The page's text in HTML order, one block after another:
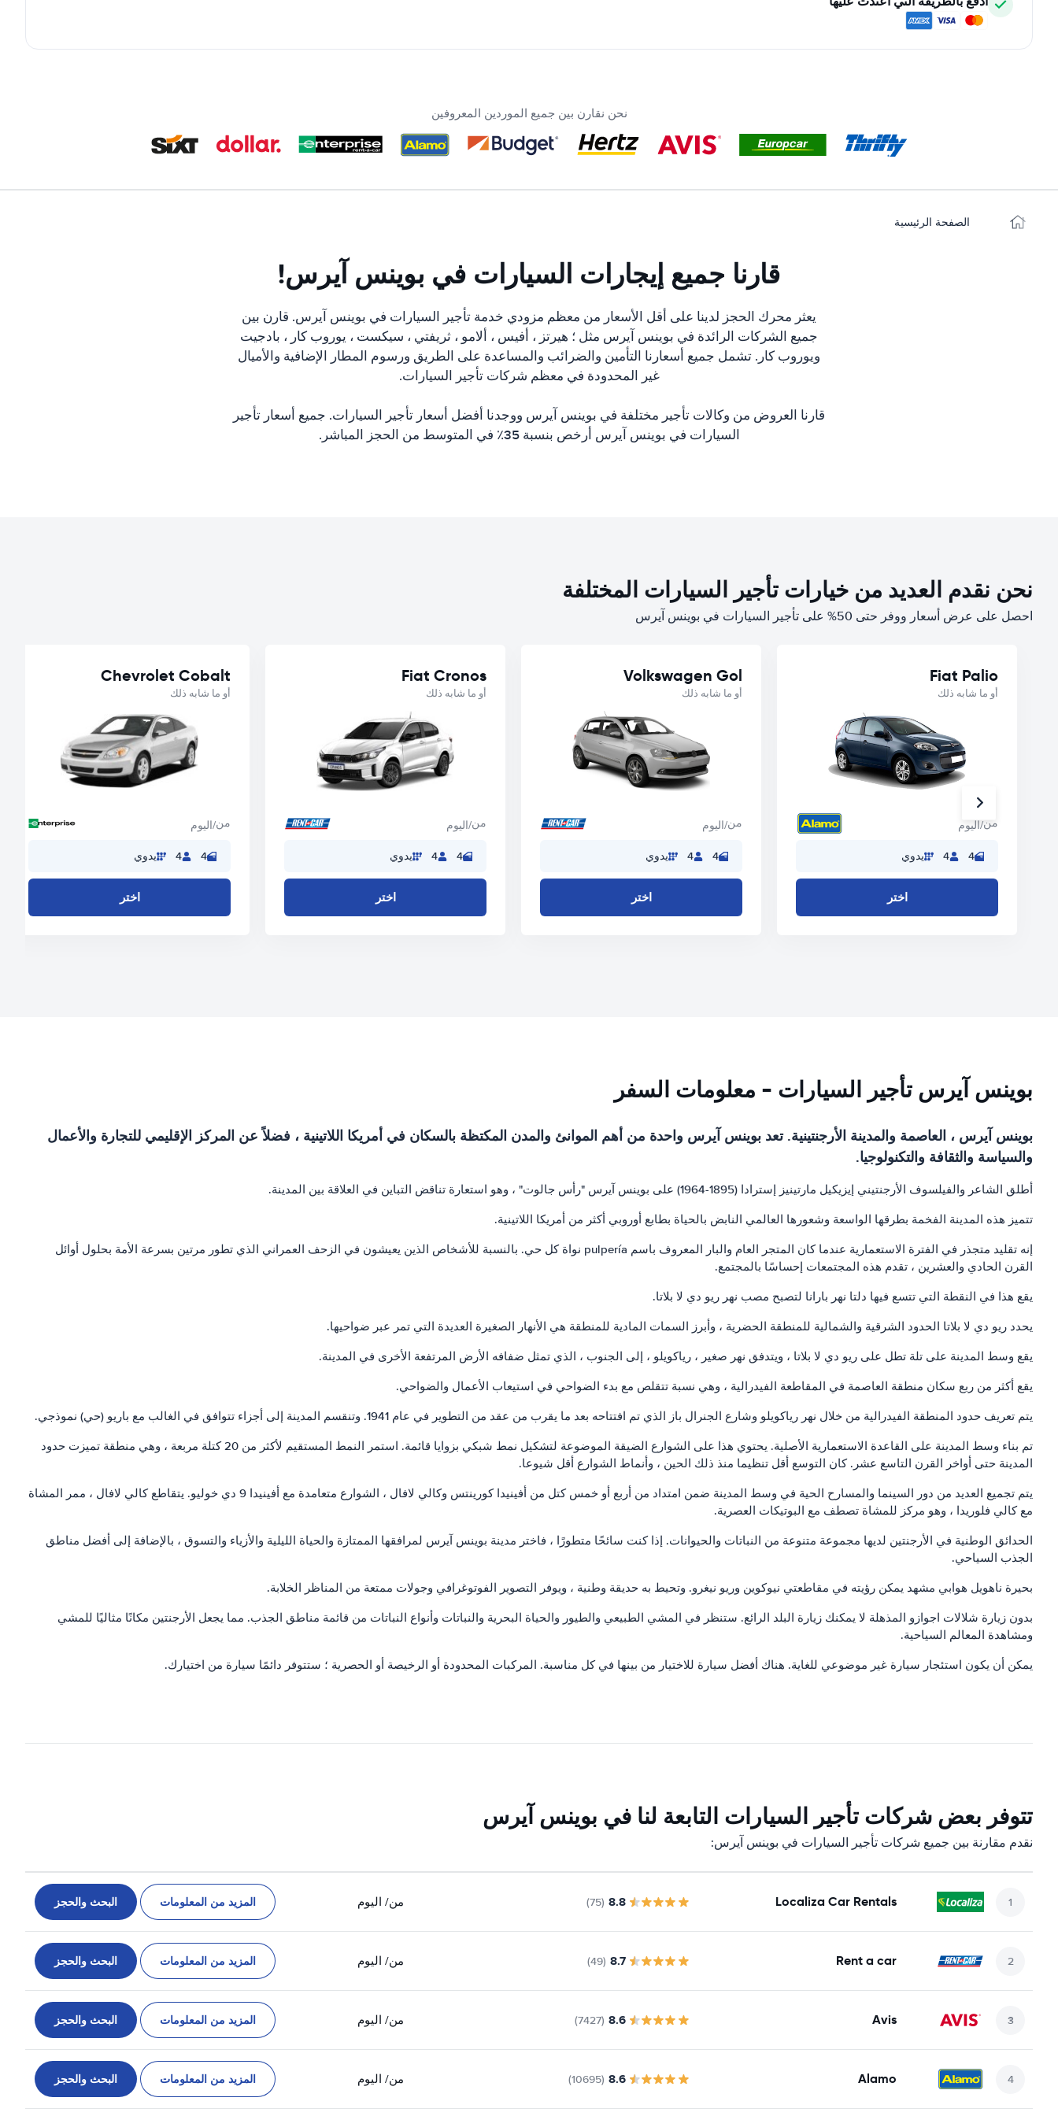
نحن نقارن بين جميع الموردين المعروفين
الصفحة الرئيسية
قارنا جميع إيجارات السيارات في بوينس آيرس!
يعثر محرك الحجز لدينا على أقل الأسعار من معظم مزودي خدمة تأجير السيارات في بوينس آيرس. قارن بين
جميع الشركات الرائدة في بوينس آيرس مثل ؛ هيرتز ، أفيس ، ألامو ، ثريفتي ، سيكست ، يوروب كار ، بادجيت
ويوروب كار. تشمل جميع أسعارنا التأمين والضرائب والمساعدة على الطريق ورسوم المطار الإضافية والأميال
غير المحدودة في معظم شركات تأجير السيارات.
قارنا العروض من وكالات تأجير مختلفة في بوينس آيرس ووجدنا أفضل أسعار تأجير السيارات. جميع أسعار تأجير
السيارات في بوينس آيرس أرخص بنسبة 35٪ في المتوسط من الحجز المباشر.
نحن نقدم العديد من خيارات تأجير السيارات المختلفة
احصل على عرض أسعار ووفر حتى 50% على تأجير السيارات في بوينس آيرس
Fiat Palio
أو ما شابه ذلك
من/اليوم
4
4 يدوي
اختر
Volkswagen Gol
أو ما شابه ذلك
من/اليوم
4
4 يدوي
اختر
Fiat Cronos
أو ما شابه ذلك
من/اليوم
4
4 يدوي
اختر
Chevrolet Cobalt
أو ما شابه ذلك
من/اليوم
4
4 يدوي
اختر
بوينس آيرس تأجير السيارات - معلومات السفر
بوينس آيرس ، العاصمة والمدينة الأرجنتينية. تعد بوينس آيرس واحدة من أهم الموانئ والمدن المكتظة بالسكان في أمريكا اللاتينية ، فضلاً عن المركز الإقليمي للتجارة والأعمال
والسياسة والثقافة والتكنولوجيا.
أطلق الشاعر والفيلسوف الأرجنتيني إيزيكيل مارتينيز إسترادا (1895-1964) على بوينس آيرس "رأس جالوت" ، وهو استعارة تناقض التباين في العلاقة بين المدينة.
تتميز هذه المدينة الفخمة بطرقها الواسعة وشعورها العالمي النابض بالحياة بطابع أوروبي أكثر من أمريكا اللاتينية.
إنه تقليد متجذر في الفترة الاستعمارية عندما كان المتجر العام والبار المعروف باسم pulpería نواة كل حي. بالنسبة للأشخاص الذين يعيشون في الزحف العمراني الذي تطور مرتين بسرعة الأمة بحلول أوائل
القرن الحادي والعشرين ، تقدم هذه المجتمعات إحساسًا بالمجتمع.
يقع هذا في النقطة التي تتسع فيها دلتا نهر بارانا لتصبح مصب نهر ريو دي لا بلاتا.
يحدد ريو دي لا بلاتا الحدود الشرقية والشمالية للمنطقة الحضرية ، وأبرز السمات المادية للمنطقة هي الأنهار الصغيرة العديدة التي تمر عبر ضواحيها.
يقع وسط المدينة على تلة تطل على ريو دي لا بلاتا ، ويتدفق نهر صغير ، رياكويلو ، إلى الجنوب ، الذي تمثل ضفافه الأرض المرتفعة الأخرى في المدينة.
يقع أكثر من ربع سكان منطقة العاصمة في المقاطعة الفيدرالية ، وهي نسبة تتقلص مع بدء الضواحي في استيعاب الأعمال والضواحي.
يتم تعريف حدود المنطقة الفيدرالية من خلال نهر رياكويلو وشارع الجنرال باز الذي تم افتتاحه بعد ما يقرب من عقد من التطوير في عام 1941. وتنقسم المدينة إلى أجزاء تتوافق في الغالب مع باريو (حي) نموذجي.
تم بناء وسط المدينة على القاعدة الاستعمارية الأصلية. يحتوي هذا على الشوارع الضيقة الموضوعة لتشكيل نمط شبكي بزوايا قائمة. استمر النمط المستقيم لأكثر من 20 كتلة مربعة ، وهي منطقة تميزت حدود
المدينة حتى أواخر القرن التاسع عشر. كان التوسع أقل تنظيما منذ ذلك الحين ، وأنماط الشوارع أقل شيوعا.
يتم تجميع العديد من دور السينما والمسارح الحية في وسط المدينة ضمن امتداد من أربع أو خمس كتل من أفينيدا كورينتس وكالي لافال ، الشوارع متعامدة مع أفينيدا 9 دي خوليو. يتقاطع كالي لافال ، ممر المشاة
مع كالي فلوريدا ، وهو مركز للمشاة تصطف مع البوتيكات العصرية.
الحدائق الوطنية في الأرجنتين لديها مجموعة متنوعة من النباتات والحيوانات. إذا كنت سائحًا متطورًا ، فاختر مدينة بوينس آيرس لمرافقها الممتازة والحياة الليلية والأزياء والتسوق ، بالإضافة إلى أفضل مناطق
الجذب السياحي.
بحيرة ناهويل هوابي مشهد يمكن رؤيته في مقاطعتي نيوكوين وريو نيغرو. وتحيط به حديقة وطنية ، ويوفر التصوير الفوتوغرافي وجولات ممتعة من المناظر الخلابة.
بدون زيارة شلالات اجوازو المذهلة لا يمكنك زيارة البلد الرائع. ستنظر في المشي الطبيعي والطيور والحياة البحرية والنباتات وأنواع النباتات من قائمة مناطق الجذب. مما يجعل الأرجنتين مكانًا مثاليًا للمشي
ومشاهدة المعالم السياحية.
يمكن أن يكون استئجار سيارة غير موضوعي للغاية. هناك أفضل سيارة للاختيار من بينها في كل مناسبة. المركبات المحدودة أو الرخيصة أو الحصرية ؛ ستتوفر دائمًا سيارة من اختيارك.
تتوفر بعض شركات تأجير السيارات التابعة لنا في بوينس آيرس
نقدم مقارنة بين جميع شركات تأجير السيارات في بوينس آيرس:
Localiza Car Rentals
8.8
(75) من/ اليوم المزيد من المعلومات البحث والحجز
Rent a car
8.7
(49) من/ اليوم المزيد من المعلومات البحث والحجز
Avis
8.6
(7427) من/ اليوم المزيد من المعلومات البحث والحجز
Alamo
8.6
(10695) من/ اليوم المزيد من المعلومات البحث والحجز